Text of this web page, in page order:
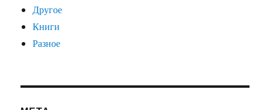
Другое
Книги
Разное